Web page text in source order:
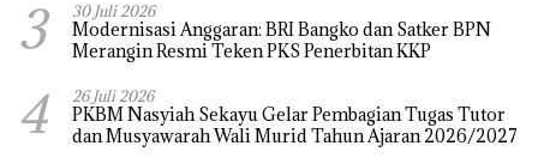
3 30 Juli 2026
Modernisasi Anggaran: BRI Bangko dan Satker BPN
Merangin Resmi Teken PKS Penerbitan KKP
4 26 Juli 2026
PKBM Nasyiah Sekayu Gelar Pembagian Tugas Tutor
dan Musyawarah Wali Murid Tahun Ajaran 2026/2027